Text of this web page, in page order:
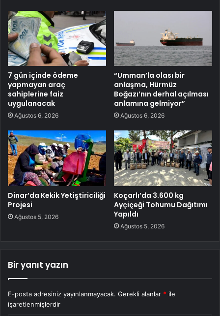
7 gün içinde ödeme
yapmayan araç
sahiplerine faiz
uygulanacak
Ağustos 6, 2026
“Umman’la olası bir
anlaşma, Hürmüz
Boğazı’nın derhal açılması
anlamına gelmiyor”
Ağustos 6, 2026
Dinar’da Kekik Yetiştiriciliği
Projesi
Ağustos 5, 2026
Koçarlı’da 3.600 kg
Ayçiçeği Tohumu Dağıtımı
Yapıldı
Ağustos 5, 2026
Bir yanıt yazın
E-posta adresiniz yayınlanmayacak. Gerekli alanlar * ile
işaretlenmişlerdir